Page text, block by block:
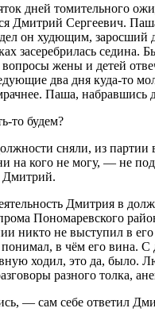
дней томительного
Дмитрий Сергеевич.
он худющим, заросший
засеребрилась седина.
вопросы жены и детей
два дня куда-то
Паша, набравшись
то будем?
сняли, из партии
на кого не могу, — не
Дмитрий.
Дмитрия в
Пономаревского
никто не выступил в его
в чём его вина. С
ходил, это да, было.
разного толка,
— сам себе ответил